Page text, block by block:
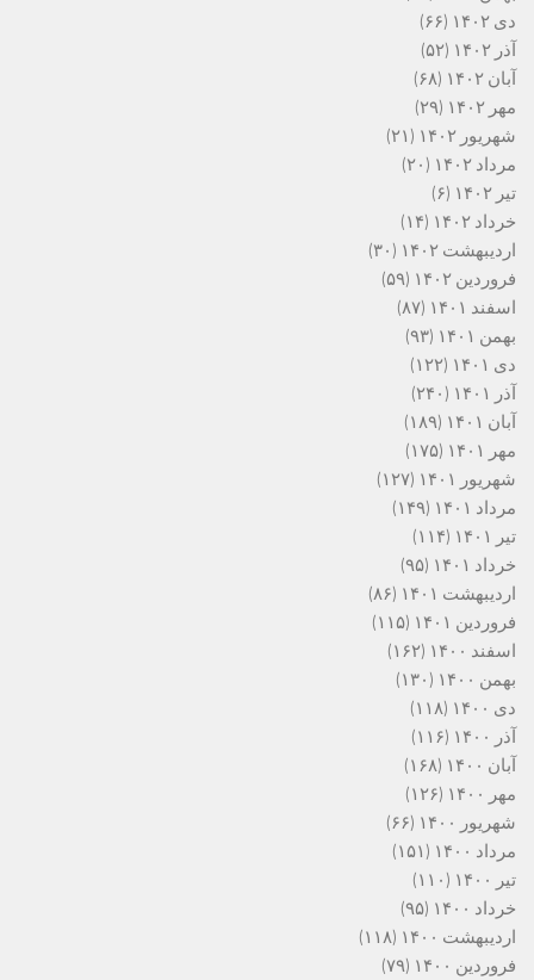
دی ۱۴۰۲
(۶۶)
آذر ۱۴۰۲
(۵۲)
آبان ۱۴۰۲
(۶۸)
مهر ۱۴۰۲
(۲۹)
شهریور ۱۴۰۲
(۲۱)
مرداد ۱۴۰۲
(۲۰)
تیر ۱۴۰۲
(۶)
خرداد ۱۴۰۲
(۱۴)
اردیبهشت ۱۴۰۲
(۳۰)
فروردین ۱۴۰۲
(۵۹)
اسفند ۱۴۰۱
(۸۷)
بهمن ۱۴۰۱
(۹۳)
دی ۱۴۰۱
(۱۲۲)
آذر ۱۴۰۱
(۲۴۰)
آبان ۱۴۰۱
(۱۸۹)
مهر ۱۴۰۱
(۱۷۵)
شهریور ۱۴۰۱
(۱۲۷)
مرداد ۱۴۰۱
(۱۴۹)
تیر ۱۴۰۱
(۱۱۴)
خرداد ۱۴۰۱
(۹۵)
اردیبهشت ۱۴۰۱
(۸۶)
فروردین ۱۴۰۱
(۱۱۵)
اسفند ۱۴۰۰
(۱۶۲)
بهمن ۱۴۰۰
(۱۳۰)
دی ۱۴۰۰
(۱۱۸)
آذر ۱۴۰۰
(۱۱۶)
آبان ۱۴۰۰
(۱۶۸)
مهر ۱۴۰۰
(۱۲۶)
شهریور ۱۴۰۰
(۶۶)
مرداد ۱۴۰۰
(۱۵۱)
تیر ۱۴۰۰
(۱۱۰)
خرداد ۱۴۰۰
(۹۵)
اردیبهشت ۱۴۰۰
(۱۱۸)
فروردین ۱۴۰۰
(۷۹)